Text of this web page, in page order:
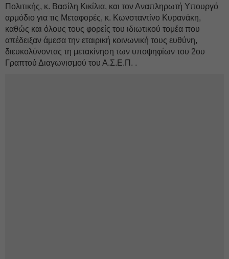
Πολιτικής, κ. Βασίλη Κικίλια, και τον Αναπληρωτή Υπουργό
αρμόδιο για τις Μεταφορές, κ. Κωνσταντίνο Κυρανάκη,
καθώς και όλους τους φορείς του ιδιωτικού τομέα που
απέδειξαν άμεσα την εταιρική κοινωνική τους ευθύνη,
διευκολύνοντας τη μετακίνηση των υποψηφίων του 2ου
Γραπτού Διαγωνισμού του Α.Σ.Ε.Π. .